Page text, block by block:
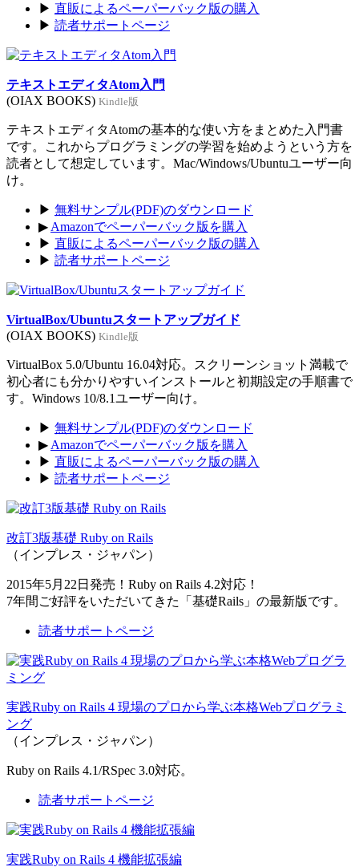
▶ 直販によるペーパーバック版の購入
▶ 読者サポートページ
テキストエディタAtom入門
(OIAX BOOKS) Kindle版
テキストエディタAtomの基本的な使い方をまとめた入門書
です。これからプログラミングの学習を始めようという方を
読者として想定しています。Mac/Windows/Ubuntuユーザー向
け。
▶ 無料サンプル(PDF)のダウンロード
▶ Amazonでペーパーバック版を購入
▶ 直販によるペーパーバック版の購入
▶ 読者サポートページ
VirtualBox/Ubuntuスタートアップガイド
(OIAX BOOKS) Kindle版
VirtualBox 5.0/Ubuntu 16.04対応。スクリーンショット満載で
初心者にも分かりやすいインストールと初期設定の手順書で
す。Windows 10/8.1ユーザー向け。
▶ 無料サンプル(PDF)のダウンロード
▶ Amazonでペーパーバック版を購入
▶ 直販によるペーパーバック版の購入
▶ 読者サポートページ
改訂3版基礎 Ruby on Rails
（インプレス・ジャパン）
2015年5月22日発売！Ruby on Rails 4.2対応！
7年間ご好評をいただいてきた「基礎Rails」の最新版です。
読者サポートページ
実践Ruby on Rails 4 現場のプロから学ぶ本格Webプログラミ
ング
（インプレス・ジャパン）
Ruby on Rails 4.1/RSpec 3.0対応。
読者サポートページ
実践Ruby on Rails 4 機能拡張編